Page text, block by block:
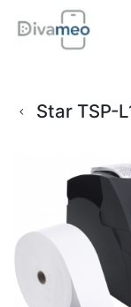
Star TSP-